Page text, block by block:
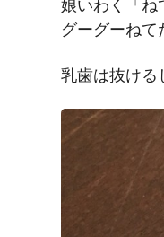
娘いわく「ね
グーグーねて
乳歯は抜ける